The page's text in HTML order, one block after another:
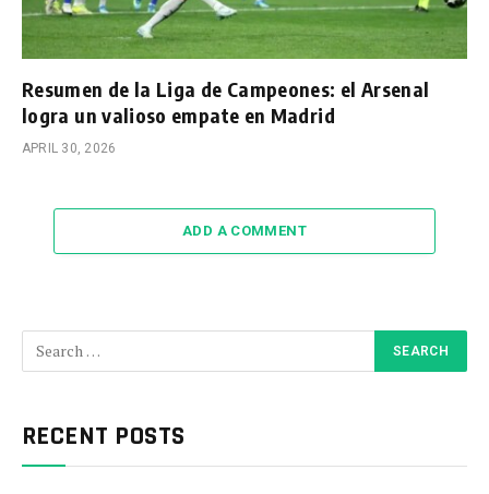
Resumen de la Liga de Campeones: el Arsenal
logra un valioso empate en Madrid
APRIL 30, 2026
ADD A COMMENT
RECENT POSTS